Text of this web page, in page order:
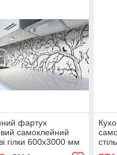
фартух
самоклейний
гілки 600х3000 мм